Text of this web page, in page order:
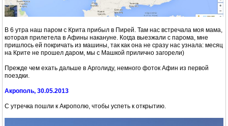
В 6 утра наш паром с Крита прибыл в Пирей. Там нас встречала моя мама,
которая прилетела в Афины накануне. Когда выезжали с парома, мне
пришлось ей покричать из машины, так как она не сразу нас узнала: месяц
на Крите не прошел даром, мы с Машкой прилично загорели)
Прежде чем ехать дальше в Арголиду, немного фоток Афин из первой
поездки.
Акрополь, 30.05.2013
С утречка пошли к Акрополю, чтобы успеть к открытию.